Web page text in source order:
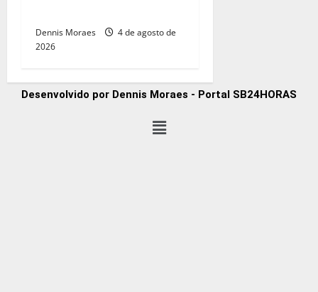
Dennis Moraes
4 de agosto de
2026
Desenvolvido por Dennis Moraes - Portal SB24HORAS